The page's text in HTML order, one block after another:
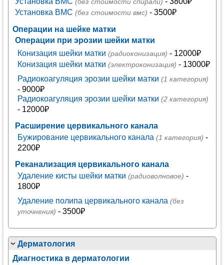
(без стоимости спирали)
Установка ВМС (без стоимости вмс) - 3500₽
Операции на шейке матки
Операции при эрозии шейки матки
Конизация шейки матки (радиоконизация) - 12000₽
Конизация шейки матки (электроконизация) - 13000₽
Радиокоагуляция эрозии шейки матки (1 категория)
- 9000₽
Радиокоагуляция эрозии шейки матки (2 категория)
- 12000₽
Расширение цервикального канала
Бужирование цервикального канала (1 категория) -
2200₽
Реканализация цервикального канала
Удаление кисты шейки матки (радиоволновое) -
1800₽
Удаление полипа цервикального канала (без
уточнения) - 3500₽
Дерматология
Диагностика в дерматологии